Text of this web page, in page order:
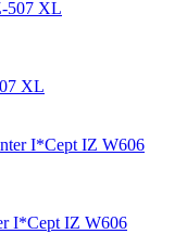
XL
I*Cept IZ W606